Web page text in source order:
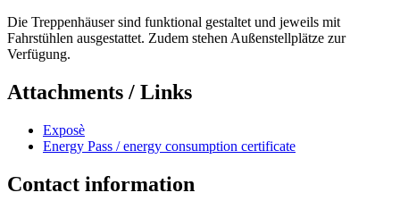
Die Treppenhäuser sind funktional gestaltet und jeweils mit
Fahrstühlen ausgestattet. Zudem stehen Außenstellplätze zur
Verfügung.
Attachments / Links
Exposè
Energy Pass / energy consumption certificate
Contact information